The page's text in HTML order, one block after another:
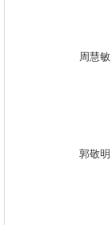
周慧敏
郭敬明